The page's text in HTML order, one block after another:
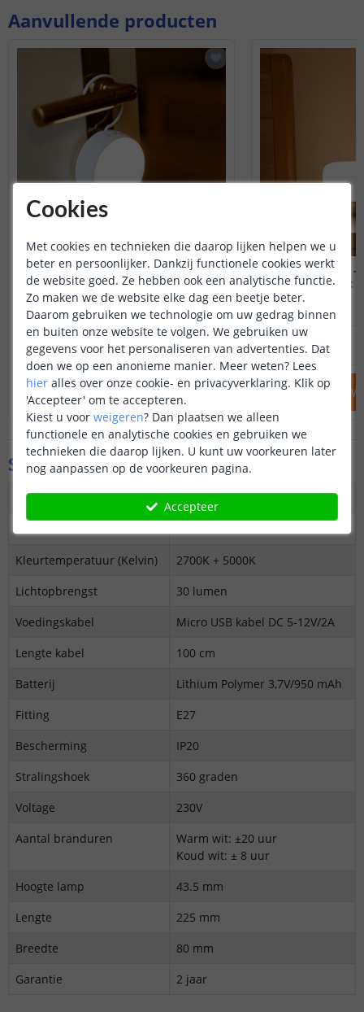
Aanvullende producten
Yeelight - Nachtlamp
0,25 watt - Warm Wit
reviews
OP VOORRAAD 18,99
IN WINKELWAGEN
Yeelight -
5 watt -
OP VOORRAAD
IN
Specificaties
Maximaal verbruik
15 Watt
Kleurtemperatuur (Kelvin)
2700K + 5000K
Lichtopbrengst
30 lumen
Voedingskabel
Micro USB kabel DC 5-12V/2A
Lengte kabel
100 cm
Batterij
Lithium Polymer 3,7V/950 mAh
Fitting
E27
Bescherming
IP20
Stralingshoek
360 graden
Voltage
230V
Aantal branduren
Warm wit: ±20 uur
Koud wit: ± 8 uur
Hoogte lamp
43.5 mm
Lengte
225 mm
Breedte
80 mm
Garantie
2 jaar
Cookies
Met cookies en technieken die daarop lijken helpen we u
beter en persoonlijker. Dankzij functionele cookies werkt
de website goed. Ze hebben ook een analytische functie.
Zo maken we de website elke dag een beetje beter.
Daarom gebruiken we technologie om uw gedrag binnen
en buiten onze website te volgen. We gebruiken uw
gegevens voor het personaliseren van advertenties. Dat
doen we op een anonieme manier. Meer weten? Lees
hier alles over onze cookie- en privacyverklaring. Klik op
'Accepteer' om te accepteren.
Kiest u voor weigeren? Dan plaatsen we alleen
functionele en analytische cookies en gebruiken we
technieken die daarop lijken. U kunt uw voorkeuren later
nog aanpassen op de voorkeuren pagina.
Accepteer